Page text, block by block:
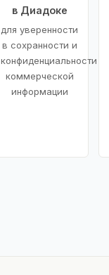
в Диадоке
для уверенности
в сохранности и
конфиденциальности
коммерческой
информации